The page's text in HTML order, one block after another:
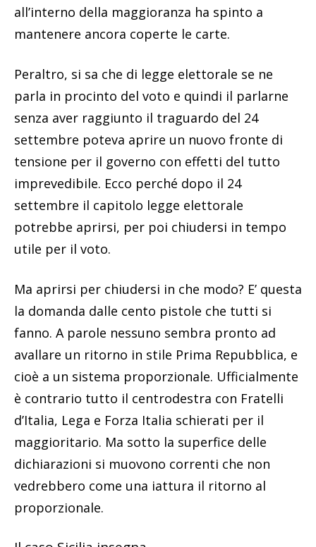
all’interno della maggioranza ha spinto a
mantenere ancora coperte le carte.
Peraltro, si sa che di legge elettorale se ne
parla in procinto del voto e quindi il parlarne
senza aver raggiunto il traguardo del 24
settembre poteva aprire un nuovo fronte di
tensione per il governo con effetti del tutto
imprevedibile. Ecco perché dopo il 24
settembre il capitolo legge elettorale
potrebbe aprirsi, per poi chiudersi in tempo
utile per il voto.
Ma aprirsi per chiudersi in che modo? E’ questa
la domanda dalle cento pistole che tutti si
fanno. A parole nessuno sembra pronto ad
avallare un ritorno in stile Prima Repubblica, e
cioè a un sistema proporzionale. Ufficialmente
è contrario tutto il centrodestra con Fratelli
d’Italia, Lega e Forza Italia schierati per il
maggioritario. Ma sotto la superfice delle
dichiarazioni si muovono correnti che non
vedrebbero come una iattura il ritorno al
proporzionale.